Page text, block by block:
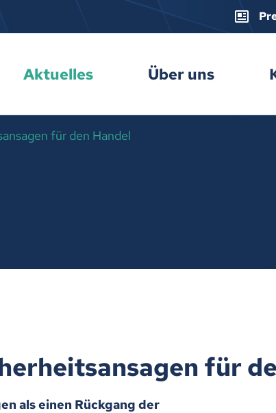
Aktuelles Über uns
für den Handel
für
als einen Rückgang der